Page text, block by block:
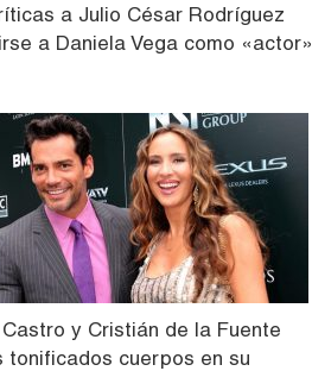
a Julio César Rodríguez
a Daniela Vega como «actor»
y Cristián de la Fuente
tonificados cuerpos en su